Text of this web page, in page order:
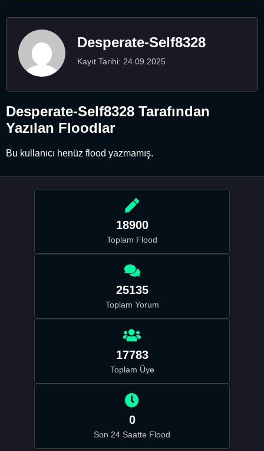
Desperate-Self8328
Kayıt Tarihi: 24.09.2025
Desperate-Self8328 Tarafından
Yazılan Floodlar
Bu kullanıcı henüz flood yazmamış.
18900
Toplam Flood
25135
Toplam Yorum
17783
Toplam Üye
0
Son 24 Saatte Flood